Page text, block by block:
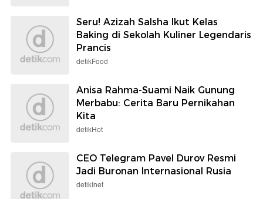
Seru! Azizah Salsha Ikut Kelas
Baking di Sekolah Kuliner Legendaris
Prancis
detikFood
Anisa Rahma-Suami Naik Gunung
Merbabu: Cerita Baru Pernikahan
Kita
detikHot
CEO Telegram Pavel Durov Resmi
Jadi Buronan Internasional Rusia
detikInet